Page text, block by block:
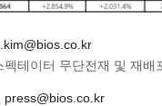
테이터 무단전재 및 재배
press@bios.co.kr